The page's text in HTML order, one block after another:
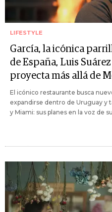
LIFESTYLE
García, la icónica
de España, Luis
proyecta más allá de
El icónico restaurante busca
expandirse dentro de Uruguay y
y Miami: sus planes en la voz de